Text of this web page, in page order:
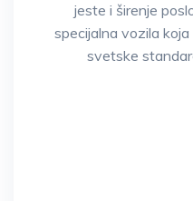
jeste i širenje
specijalna vozila
svetske